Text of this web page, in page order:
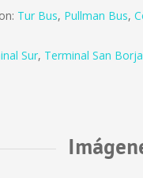
Tur Bus, Pullman Bus,
Sur, Terminal San Borja